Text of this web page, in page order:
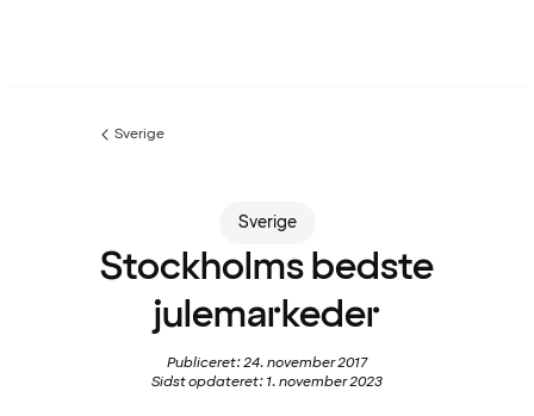
Forrige
Sverige
Sverige
Stockholms bedste
julemarkeder
Publiceret: 24. november 2017
Sidst opdateret: 1. november 2023